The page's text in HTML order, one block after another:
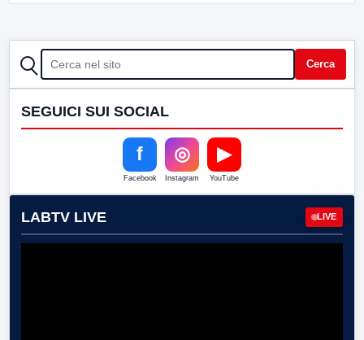
CERCA Cerca
SEGUICI SUI SOCIAL
f
Facebook
◎
Instagram
▶
YouTube
LABTV LIVE LIVE